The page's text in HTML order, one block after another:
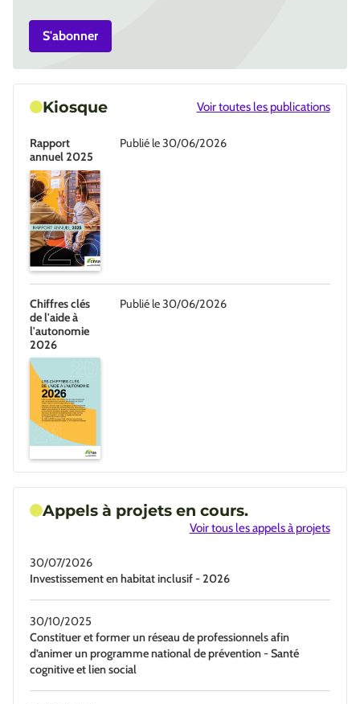
S'abonner
Kiosque Voir toutes les publications
Rapport
annuel 2025
Publié le 30/06/2026
Chiffres clés
de l'aide à
l'autonomie
2026
Publié le 30/06/2026
Appels à projets en cours.
Voir tous les appels à projets
30/07/2026
Investissement en habitat inclusif - 2026
30/10/2025
Constituer et former un réseau de professionnels afin
d’animer un programme national de prévention - Santé
cognitive et lien social